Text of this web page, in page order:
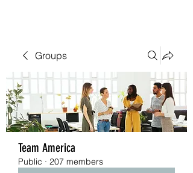
Groups
Team America
Public · 207 members